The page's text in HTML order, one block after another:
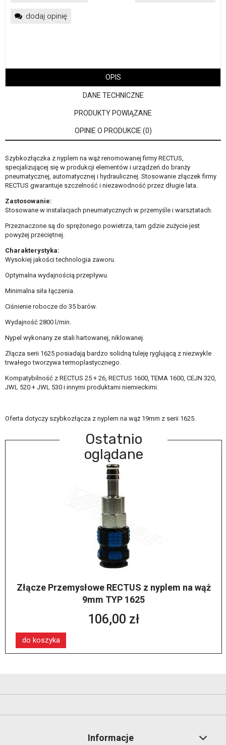
dodaj opinię
OPIS
DANE TECHNICZNE
PRODUKTY POWIĄZANE
OPINIE O PRODUKCIE (0)
Szybkozłączka z nyplem na wąż renomowanej firmy RECTUS,
specjalizującej się w produkcji elementów i urządzeń do branży
pneumatycznej, automatycznej i hydraulicznej. Stosowanie złączek firmy
RECTUS gwarantuje szczelność i niezawodność przez długie lata.
Zastosowanie:
Stosowane w instalacjach pneumatycznych w przemyśle i warsztatach.
Przeznaczone są do sprężonego powietrza, tam gdzie zużycie jest
powyżej przeciętnej.
Charakterystyka:
Wysokiej jakości technologia zaworu.
Optymalna wydajnością przepływu.
Minimalna siła łączenia.
Ciśnienie robocze do 35 barów.
Wydajność 2800 l/min.
Nypel wykonany ze stali hartowanej, niklowanej.
Złącza serii 1625 posiadają bardzo solidną tuleję ryglującą z niezwykle
trwałego tworzywa termoplastycznego.
Kompatybilność z RECTUS 25 + 26, RECTUS 1600, TEMA 1600, CEJN 320,
JWL 520 + JWL 530 i innymi produktami niemieckimi.
Oferta dotyczy szybkozłącza z nyplem na wąż 19mm z serii 1625.
Ostatnio
oglądane
Złącze Przemysłowe RECTUS z nyplem na wąż
9mm TYP 1625
106,00 zł
do koszyka
Informacje